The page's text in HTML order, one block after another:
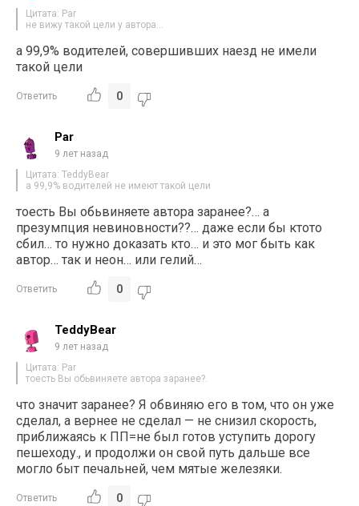
Цитата: Par
не вижу такой цели у автора…
а 99,9% водителей, совершивших наезд не имели
такой цели
Ответить 0
Par
9 лет назад
Цитата: TeddyBear
а 99,9% водителей не имеют такой цели
тоесть Вы обьвиняете автора заранее?… а
презумпция невиновности??… даже если бы ктото
сбил… то нужно доказать кто… и это мог быть как
автор… так и неон… или гелий…
Ответить 0
TeddyBear
9 лет назад
Цитата: Par
тоесть Вы обьвиняете автора заранее?.
что значит заранее? Я обвиняю его в том, что он уже
сделал, а вернее не сделал — не снизил скорость,
приближаясь к ПП=не был готов уступить дорогу
пешеходу., и продолжи он свой путь дальше все
могло быт печальней, чем мятые железяки.
Ответить 0